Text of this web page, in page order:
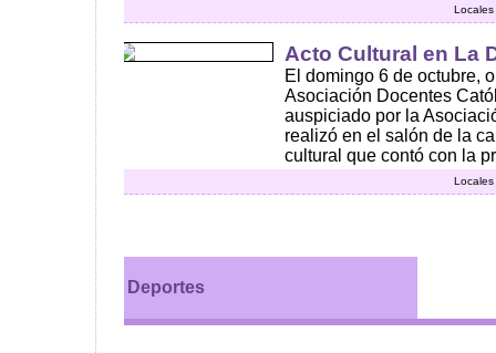
Acto Cultural en La
El domingo 6 de octubre,
Asociación Docentes
auspiciado por la
realizó en el salón de la
cultural que contó con la
Deportes